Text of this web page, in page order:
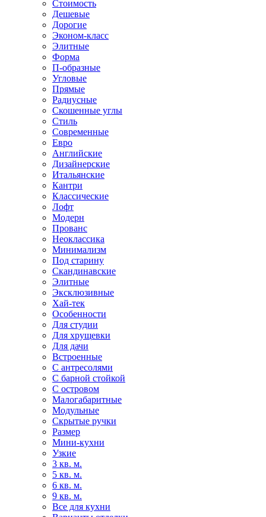
Стоимость
Дешевые
Дорогие
Эконом-класс
Элитные
Форма
П-образные
Угловые
Прямые
Радиусные
Скошенные углы
Стиль
Современные
Евро
Английские
Дизайнерские
Итальянские
Кантри
Классические
Лофт
Модерн
Прованс
Неоклассика
Минимализм
Под старину
Скандинавские
Элитные
Эксклюзивные
Хай-тек
Особенности
Для студии
Для хрущевки
Для дачи
Встроенные
С антресолями
С барной стойкой
С островом
Малогабаритные
Модульные
Скрытые ручки
Размер
Мини-кухни
Узкие
3 кв. м.
5 кв. м.
6 кв. м.
9 кв. м.
Все для кухни